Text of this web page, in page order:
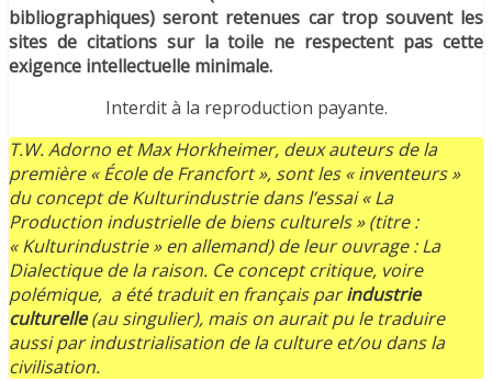
bibliographiques) seront retenues car trop souvent les
sites de citations sur la toile ne respectent pas cette
exigence intellectuelle minimale.
Interdit à la reproduction payante.
T.W. Adorno et Max Horkheimer, deux auteurs de la
première « École de Francfort », sont les « inventeurs »
du concept de Kulturindustrie dans l’essai « La
Production industrielle de biens culturels » (titre :
« Kulturindustrie » en allemand) de leur ouvrage :La
Dialectique de la raison. Ce concept critique, voire
polémique, a été traduit en français parindustrie
culturelle(au singulier), mais on aurait pu le traduire
aussi parindustrialisation de la culture et/ou dans la
civilisation.